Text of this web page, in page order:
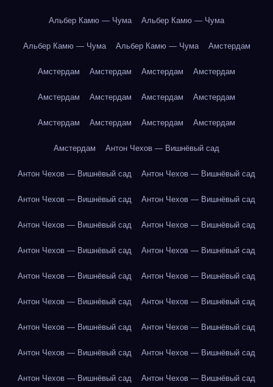
Альбер Камю — Чума Альбер Камю — Чума
Альбер Камю — Чума Альбер Камю — Чума Амстердам
Амстердам Амстердам Амстердам Амстердам
Амстердам Амстердам Амстердам Амстердам
Амстердам Амстердам Амстердам Амстердам
Амстердам Антон Чехов — Вишнёвый сад
Антон Чехов — Вишнёвый сад Антон Чехов — Вишнёвый сад
Антон Чехов — Вишнёвый сад Антон Чехов — Вишнёвый сад
Антон Чехов — Вишнёвый сад Антон Чехов — Вишнёвый сад
Антон Чехов — Вишнёвый сад Антон Чехов — Вишнёвый сад
Антон Чехов — Вишнёвый сад Антон Чехов — Вишнёвый сад
Антон Чехов — Вишнёвый сад Антон Чехов — Вишнёвый сад
Антон Чехов — Вишнёвый сад Антон Чехов — Вишнёвый сад
Антон Чехов — Вишнёвый сад Антон Чехов — Вишнёвый сад
Антон Чехов — Вишнёвый сад Антон Чехов — Вишнёвый сад